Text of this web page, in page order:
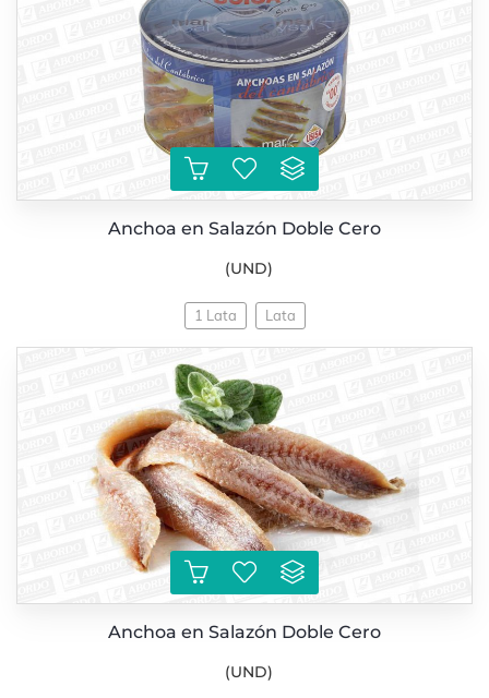
Anchoa en Salazón Doble Cero
(UND)
1 Lata Lata
Anchoa en Salazón Doble Cero
(UND)